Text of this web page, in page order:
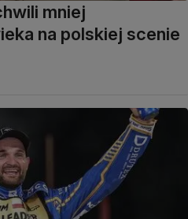
na polskiej scenie